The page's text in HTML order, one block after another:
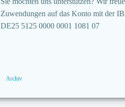
Zuwendungen auf das Konto mit der
DE25 5125 0000 0001 1081 07
Archiv